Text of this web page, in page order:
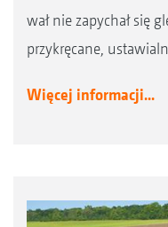
wał nie zapychał się
przykręcane,
Więcej informacji...